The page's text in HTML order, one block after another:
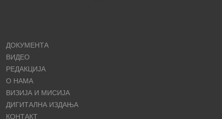
ДОКУМЕНТА
ВИДЕО
РЕДАКЦИЈА
О НАМА
ВИЗИЈА И МИСИЈА
ДИГИТАЛНА ИЗДАЊА
КОНТАКТ